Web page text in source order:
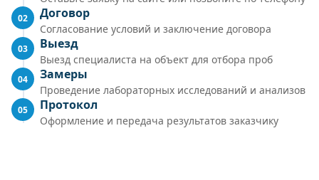
02 Договор
Согласование условий и заключение договора
03 Выезд
Выезд специалиста на объект для отбора проб
04 Замеры
Проведение лабораторных исследований и анализов
05 Протокол
Оформление и передача результатов заказчику